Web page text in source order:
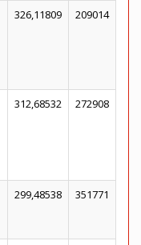
326,11809 209014
312,68532 272908
299,48538 351771